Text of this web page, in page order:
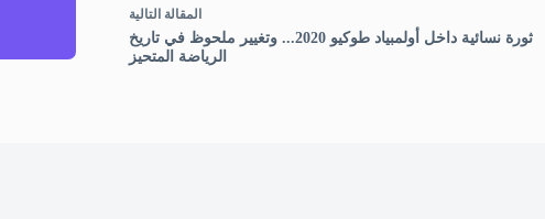
المقالة التالية
ثورة نسائية داخل أولمبياد طوكيو 2020... وتغيير ملحوظ في تاريخ
الرياضة المتحيز